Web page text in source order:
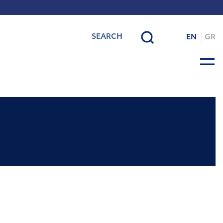
EN GR